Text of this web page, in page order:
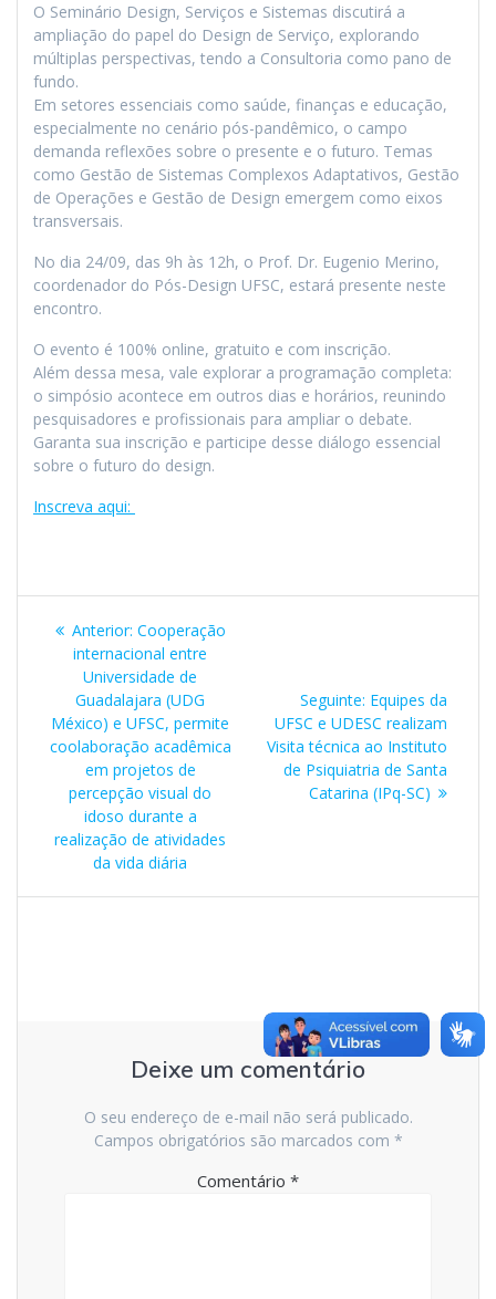
O Seminário Design, Serviços e Sistemas discutirá a
ampliação do papel do Design de Serviço, explorando
múltiplas perspectivas, tendo a Consultoria como pano de
fundo.
Em setores essenciais como saúde, finanças e educação,
especialmente no cenário pós-pandêmico, o campo
demanda reflexões sobre o presente e o futuro. Temas
como Gestão de Sistemas Complexos Adaptativos, Gestão
de Operações e Gestão de Design emergem como eixos
transversais.
No dia 24/09, das 9h às 12h, o Prof. Dr. Eugenio Merino,
coordenador do Pós-Design UFSC, estará presente neste
encontro.
O evento é 100% online, gratuito e com inscrição.
Além dessa mesa, vale explorar a programação completa:
o simpósio acontece em outros dias e horários, reunindo
pesquisadores e profissionais para ampliar o debate.
Garanta sua inscrição e participe desse diálogo essencial
sobre o futuro do design.
Inscreva aqui:
Navegação
Post
Anterior: Post
anterior:
Cooperação
internacional entre
Universidade de
Guadalajara (UDG
México) e UFSC, permite
coolaboração acadêmica
em projetos de
percepção visual do
idoso durante a
realização de atividades
da vida diária
Seguinte: Post
seguinte:
Equipes da
UFSC e UDESC realizam
Visita técnica ao Instituto
de Psiquiatria de Santa
Catarina (IPq-SC)
Deixe um comentário
O seu endereço de e-mail não será publicado.
Campos obrigatórios são marcados com *
Comentário *